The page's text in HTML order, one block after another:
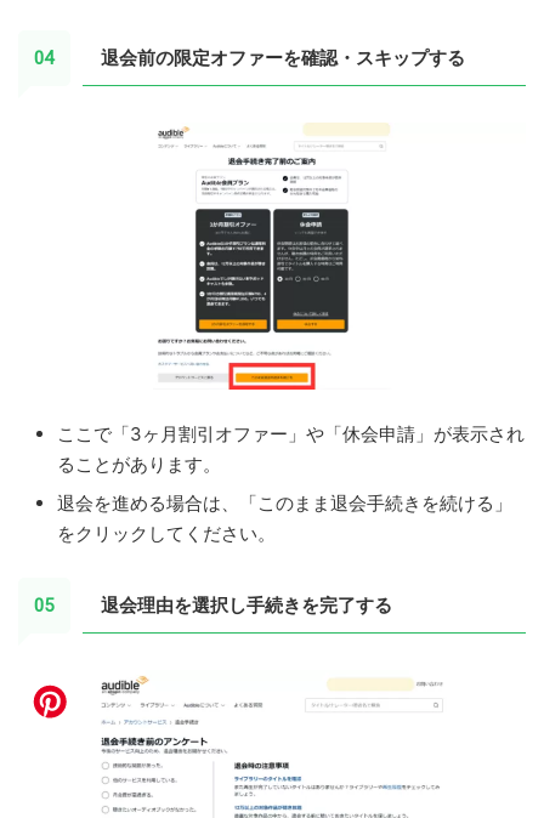
退会前の限定オファーを確認・スキップする
ここで「3ヶ月割引オファー」や「休会申請」が表示され
ることがあります。
退会を進める場合は、「このまま退会手続きを続ける」
をクリックしてください。
退会理由を選択し手続きを完了する